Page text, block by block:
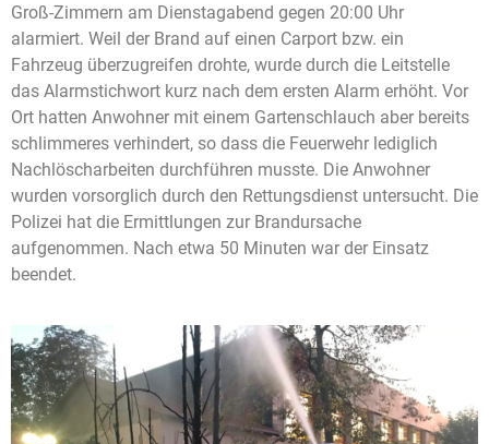
Groß-Zimmern am Dienstagabend gegen 20:00 Uhr
alarmiert. Weil der Brand auf einen Carport bzw. ein
Fahrzeug überzugreifen drohte, wurde durch die Leitstelle
das Alarmstichwort kurz nach dem ersten Alarm erhöht. Vor
Ort hatten Anwohner mit einem Gartenschlauch aber bereits
schlimmeres verhindert, so dass die Feuerwehr lediglich
Nachlöscharbeiten durchführen musste. Die Anwohner
wurden vorsorglich durch den Rettungsdienst untersucht. Die
Polizei hat die Ermittlungen zur Brandursache
aufgenommen. Nach etwa 50 Minuten war der Einsatz
beendet.